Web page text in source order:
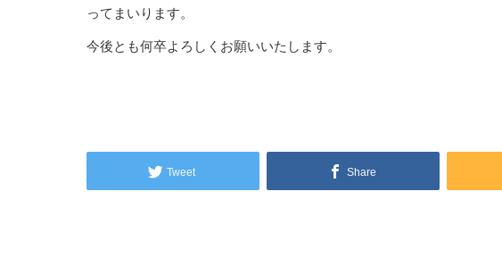
ってまいります。
今後とも何卒よろしくお願いいたします。
Tweet Share